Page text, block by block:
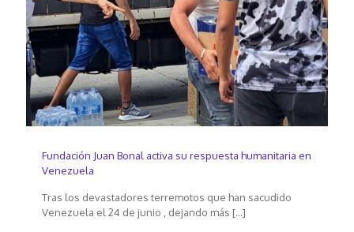
Fundación Juan Bonal activa su respuesta humanitaria en
Venezuela
Tras los devastadores terremotos que han sacudido
Venezuela el 24 de junio , dejando más […]